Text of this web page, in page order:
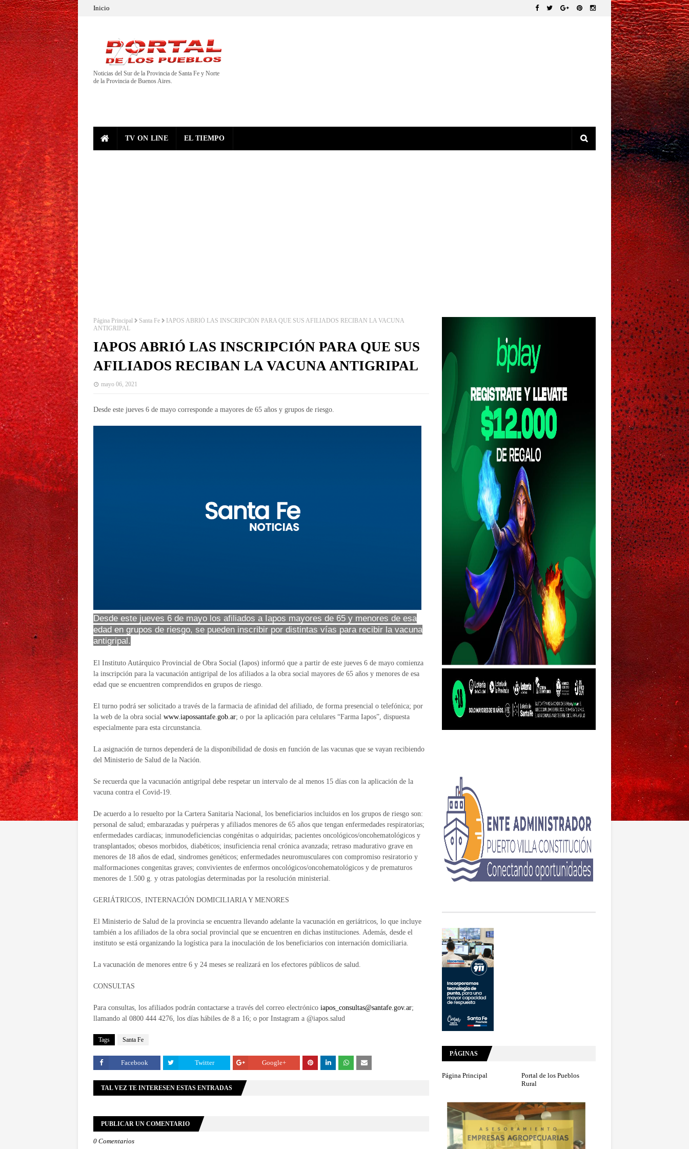
Inicio
Noticias del Sur de la Provincia de Santa Fe y Norte
de la Provincia de Buenos Aires.
TV ON LINE EL TIEMPO
Página Principal Santa Fe
IAPOS ABRIÓ LAS INSCRIPCIÓN PARA QUE SUS AFILIADOS RECIBAN LA VACUNA
ANTIGRIPAL
IAPOS ABRIÓ LAS INSCRIPCIÓN PARA QUE SUS
AFILIADOS RECIBAN LA VACUNA ANTIGRIPAL
mayo 06, 2021
Desde este jueves 6 de mayo corresponde a mayores de 65 años y grupos de riesgo.
Desde este jueves 6 de mayo los afiliados a Iapos mayores de 65 y menores de esa
edad en grupos de riesgo, se pueden inscribir por distintas vías para recibir la vacuna
antigripal.
El Instituto Autárquico Provincial de Obra Social (Iapos) informó que a partir de este jueves 6 de mayo comienza
la inscripción para la vacunación antigripal de los afiliados a la obra social mayores de 65 años y menores de esa
edad que se encuentren comprendidos en grupos de riesgo.
El turno podrá ser solicitado a través de la farmacia de afinidad del afiliado, de forma presencial o telefónica; por
la web de la obra social www.iapossantafe.gob.ar; o por la aplicación para celulares “Farma Iapos”, dispuesta
especialmente para esta circunstancia.
La asignación de turnos dependerá de la disponibilidad de dosis en función de las vacunas que se vayan recibiendo
del Ministerio de Salud de la Nación.
Se recuerda que la vacunación antigripal debe respetar un intervalo de al menos 15 días con la aplicación de la
vacuna contra el Covid-19.
De acuerdo a lo resuelto por la Cartera Sanitaria Nacional, los beneficiarios incluidos en los grupos de riesgo son:
personal de salud; embarazadas y puérperas y afiliados menores de 65 años que tengan enfermedades respiratorias;
enfermedades cardíacas; inmunodeficiencias congénitas o adquiridas; pacientes oncológicos/oncohematológicos y
transplantados; obesos morbidos, diabéticos; insuficiencia renal crónica avanzada; retraso madurativo grave en
menores de 18 años de edad, sindromes genéticos; enfermedades neuromusculares con compromiso resiratorio y
malformaciones congenitas graves; convivientes de enfermos oncológicos/oncohematológicos y de prematuros
menores de 1.500 g. y otras patologías determinadas por la resolución ministerial.
GERIÁTRICOS, INTERNACIÓN DOMICILIARIA Y MENORES
El Ministerio de Salud de la provincia se encuentra llevando adelante la vacunación en geriátricos, lo que incluye
también a los afiliados de la obra social provincial que se encuentren en dichas instituciones. Además, desde el
instituto se está organizando la logística para la inoculación de los beneficiarios con internación domiciliaria.
La vacunación de menores entre 6 y 24 meses se realizará en los efectores públicos de salud.
CONSULTAS
Para consultas, los afiliados podrán contactarse a través del correo electrónico iapos_consultas@santafe.gov.ar;
llamando al 0800 444 4276, los días hábiles de 8 a 16; o por Instagram a @iapos.salud
Tags Santa Fe
Facebook Twitter Google+
TAL VEZ TE INTERESEN ESTAS ENTRADAS
PUBLICAR UN COMENTARIO
0 Comentarios
PÁGINAS
Página Principal
Portal de los Pueblos
Rural